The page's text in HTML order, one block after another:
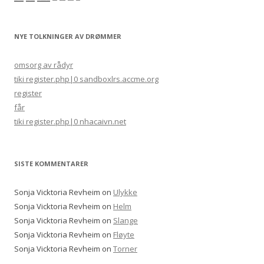
NYE TOLKNINGER AV DRØMMER
omsorg av rådyr
tiki register.php|0 sandboxlrs.accme.org
register
får
tiki register.php|0 nhacaivn.net
SISTE KOMMENTARER
Sonja Vicktoria Revheim on Ulykke
Sonja Vicktoria Revheim on Helm
Sonja Vicktoria Revheim on Slange
Sonja Vicktoria Revheim on Fløyte
Sonja Vicktoria Revheim on Torner